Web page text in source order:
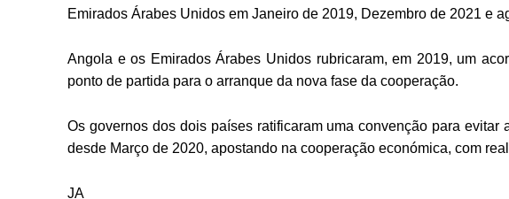
Emirados Árabes Unidos em Janeiro de 2019, Dezembro de 2021 e
Angola e os Emirados Árabes Unidos rubricaram, em 2019, um
ponto de partida para o arranque da nova fase da cooperação.
Os governos dos dois países ratificaram uma convenção para
desde Março de 2020, apostando na cooperação económica, com
JA